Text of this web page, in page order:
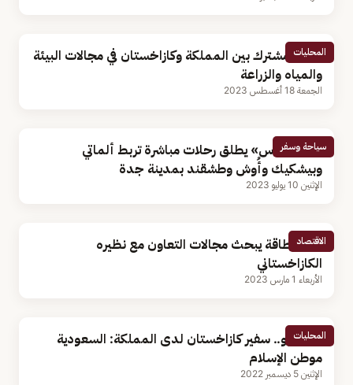
المحليات
تعاون مشترك بين المملكة وكازاخستان في مجالات البيئة
والمياه والزراعة
الجمعة 18 أغسطس 2023
سياحة وسفر
«طيران ناس» يطلق رحلات مباشرة تربط ألماتي
وبيشكيك وأُوش وطشقند بمدينة جدة
الإثنين 10 يوليو 2023
الاقتصاد
وزير الطاقة يبحث مجالات التعاون مع نظيره
الكازاخستاني
الأربعاء 1 مارس 2023
المحليات
بالفيديو.. سفير كازاخستان لدى المملكة: السعودية
موطن الإسلام
الإثنين 5 ديسمبر 2022